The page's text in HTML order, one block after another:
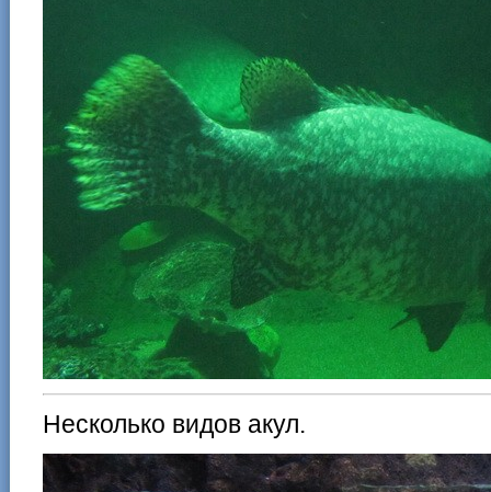
Несколько видов акул.